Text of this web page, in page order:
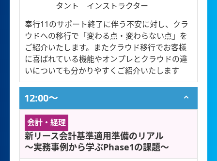
タント インストラクター
奉行11のサポート終了に伴う不安に対し、クラ
ウドへの移行で「変わる点・変わらない点」を
ご紹介いたします。またクラウド移行でお客様
に喜ばれている機能やオンプレとクラウドの違
いについても分かりやすくご紹介いたします
12:00〜
会計・経理
新リース会計基準適用準備のリアル
～実務事例から学ぶPhase1の課題～